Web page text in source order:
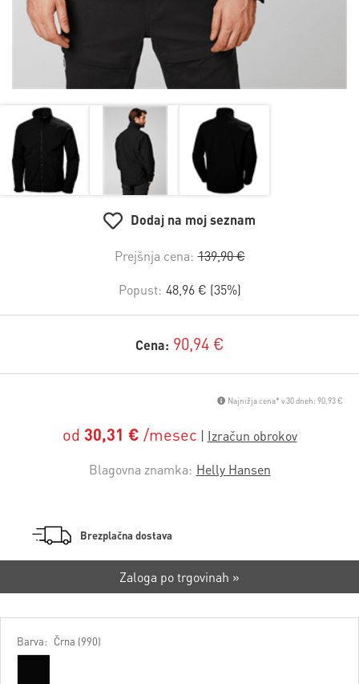
Dodaj na moj seznam
Prejšnja cena: 139,90 €
Popust: 48,96 € (35%)
Cena: 90,94 €
Najnižja cena* v 30 dneh: 90,93 €
od 30,31 € /mesec
Blagovna znamka: Helly Hansen
Brezplačna dostava
Zaloga po trgovinah »
Barva: Črna (990)